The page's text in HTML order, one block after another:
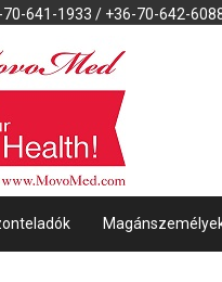
641-1933 / +36-70-642-